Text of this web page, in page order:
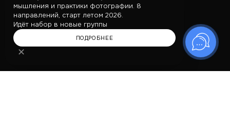
мышления и практики фотографии. 8
направлений, старт летом 2026.
Идёт набор в новые группы
ПОДРОБНЕЕ
✕